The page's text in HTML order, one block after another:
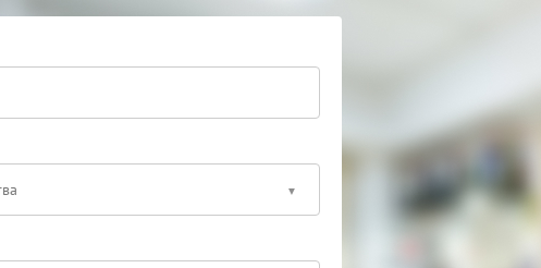
и вернуть надежную работу устройства.
при первых признаках неисправности снижает риск
устройство специалистам и сохраните его ресурс.